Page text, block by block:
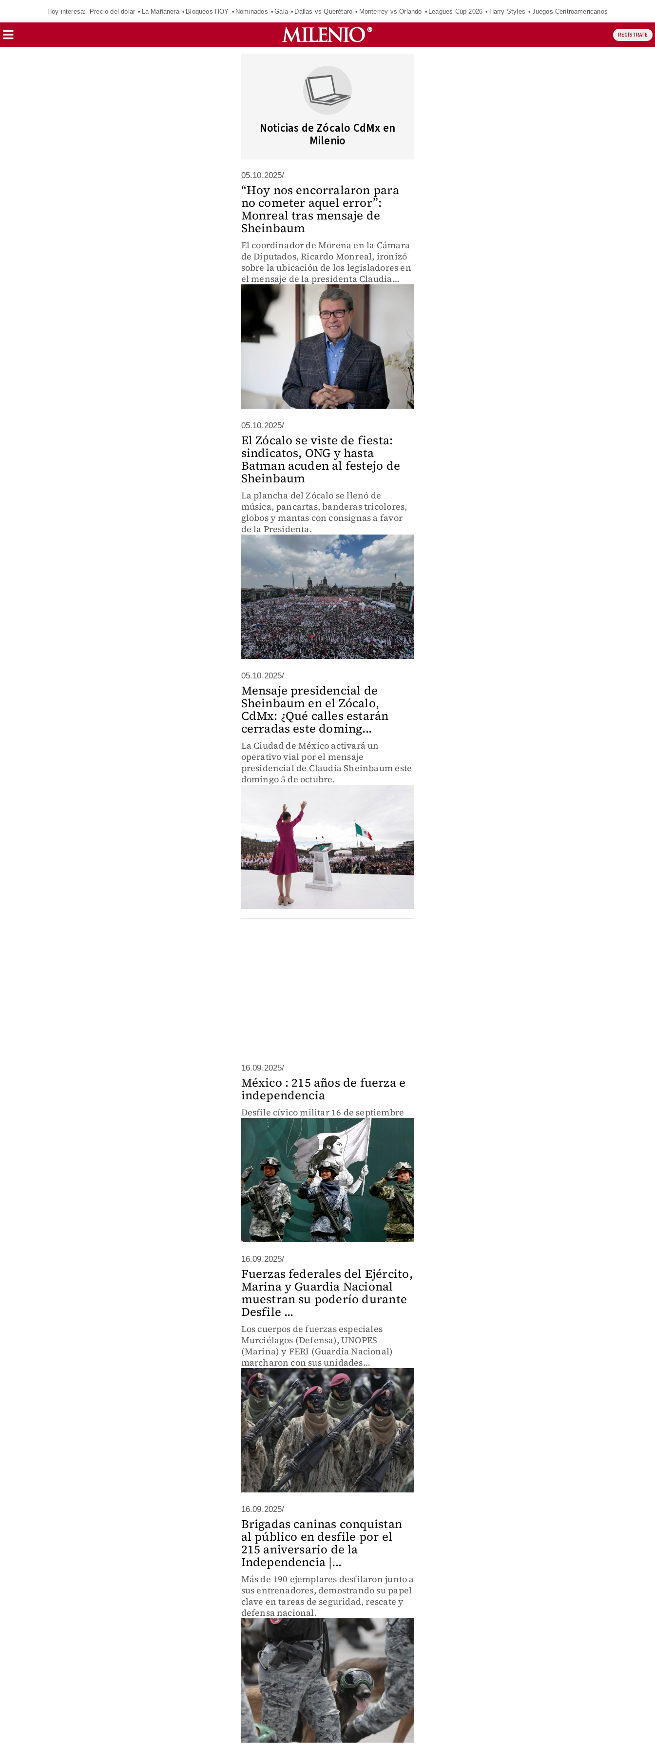
Hoy interesa: Precio del dólar La Mañanera Bloqueos HOY Nominados Gala Dallas vs Querétaro Monterrey vs Orlando Leagues Cup 2026 Harry Styles Juegos Centroamericanos
REGÍSTRATE
Noticias de Zócalo CdMx en
Milenio
05.10.2025/
“Hoy nos encorralaron para
no cometer aquel error”:
Monreal tras mensaje de
Sheinbaum
El coordinador de Morena en la Cámara
de Diputados, Ricardo Monreal, ironizó
sobre la ubicación de los legisladores en
el mensaje de la presidenta Claudia
Sheinbaum.
05.10.2025/
El Zócalo se viste de fiesta:
sindicatos, ONG y hasta
Batman acuden al festejo de
Sheinbaum
La plancha del Zócalo se llenó de
música, pancartas, banderas tricolores,
globos y mantas con consignas a favor
de la Presidenta.
05.10.2025/
Mensaje presidencial de
Sheinbaum en el Zócalo,
CdMx: ¿Qué calles estarán
cerradas este doming...
La Ciudad de México activará un
operativo vial por el mensaje
presidencial de Claudia Sheinbaum este
domingo 5 de octubre.
16.09.2025/
México : 215 años de fuerza e
independencia
Desfile cívico militar 16 de septiembre
16.09.2025/
Fuerzas federales del Ejército,
Marina y Guardia Nacional
muestran su poderío durante
Desfile ...
Los cuerpos de fuerzas especiales
Murciélagos (Defensa), UNOPES
(Marina) y FERI (Guardia Nacional)
marcharon con sus unidades
especializadas desde el Zócalo.
16.09.2025/
Brigadas caninas conquistan
al público en desfile por el
215 aniversario de la
Independencia |...
Más de 190 ejemplares desfilaron junto a
sus entrenadores, demostrando su papel
clave en tareas de seguridad, rescate y
defensa nacional.